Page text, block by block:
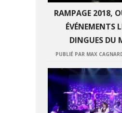
RAMPAGE 2018,
ÉVÉNEMENTS
DINGUES DU
PUBLIÉ PAR MAX